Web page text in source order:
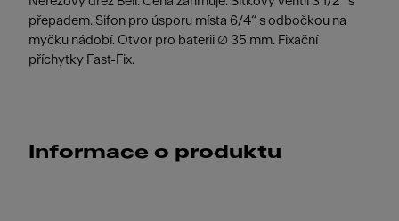
přepadem. Sifon pro úsporu místa 6/4“ s odbočkou na
myčku nádobí. Otvor pro baterii ∅ 35 mm. Fixační
příchytky Fast-Fix.
Informace o produktu